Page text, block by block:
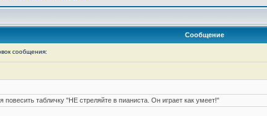
Сообщение
сообщения:
повесить табличку "НЕ стреляйте в пианиста. Он играет как умеет!"